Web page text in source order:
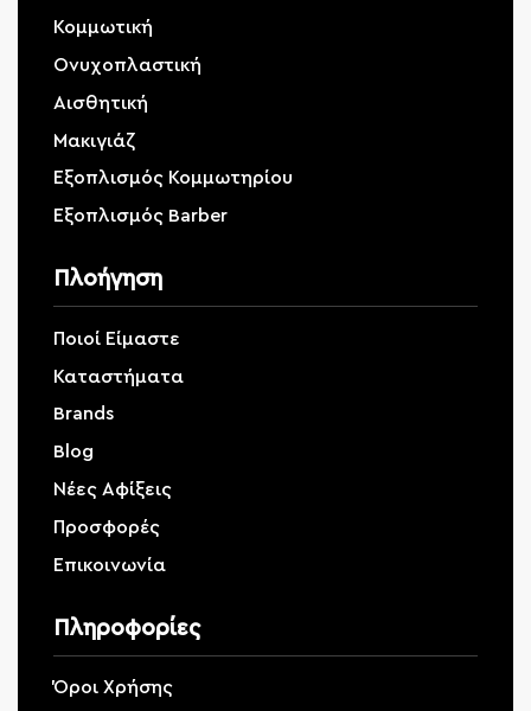
Κομμωτική
Ονυχοπλαστική
Αισθητική
Μακιγιάζ
Εξοπλισμός Κομμωτηρίου
Εξοπλισμός Barber
Πλοήγηση
Ποιοί Είμαστε
Καταστήματα
Brands
Blog
Νέες Αφίξεις
Προσφορές
Επικοινωνία
Πληροφορίες
Όροι Χρήσης